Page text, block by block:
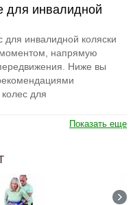
для инвалидной
инвалидной коляски
напрямую
Ниже вы
для
Показать еще